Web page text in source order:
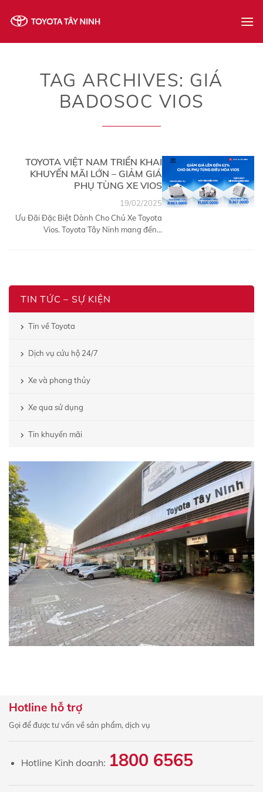
TAG ARCHIVES: GIÁ
BADOSOC VIOS
TIN TỨC – SỰ KIỆN
Tin về Toyota
Dịch vụ cứu hộ 24/7
Xe và phong thủy
Xe qua sử dụng
Tin khuyến mãi
TOYOTA VIỆT NAM TRIỂN KHAI
KHUYẾN MÃI LỚN – GIẢM GIÁ
PHỤ TÙNG XE VIOS
Ưu Đãi Đặc Biệt Dành Cho Chủ Xe Toyota
Vios. Toyota Tây Ninh mang đến...
19/02/2025
Hotline hỗ trợ
Gọi để được tư vấn về sản phẩm, dịch vụ
Hotline Kinh doanh: 1800 6565